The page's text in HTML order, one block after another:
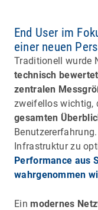
End User im
einer neuen
Traditionell wurde
technisch bewertet
zentralen
zweifellos wichtig,
gesamten
Infrastruktur zu
Performance aus
wahrgenommen
Ein modernes